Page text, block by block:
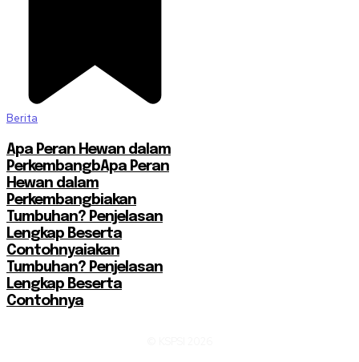
Berita
Apa Peran Hewan dalam
PerkembangbApa Peran
Hewan dalam
Perkembangbiakan
Tumbuhan? Penjelasan
Lengkap Beserta
Contohnyaiakan
Tumbuhan? Penjelasan
Lengkap Beserta
Contohnya